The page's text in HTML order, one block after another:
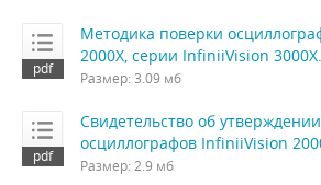
Методика поверки
2000X, серии InfiniiVision
Размер: 3.09 мб
Свидетельство об
осциллографов InfiniiVision
Размер: 2.9 мб